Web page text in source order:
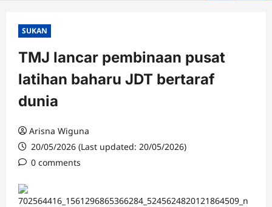
SUKAN
TMJ lancar pembinaan pusat
latihan baharu JDT bertaraf
dunia
Arisna Wiguna
20/05/2026 (Last updated: 20/05/2026)
0 comments